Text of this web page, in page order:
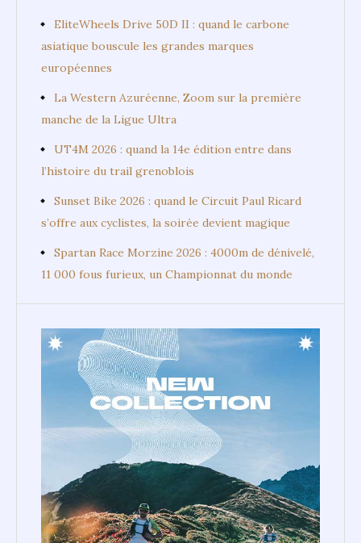
EliteWheels Drive 50D II : quand le carbone
asiatique bouscule les grandes marques
européennes
La Western Azuréenne, Zoom sur la première
manche de la Ligue Ultra
UT4M 2026 : quand la 14e édition entre dans
l’histoire du trail grenoblois
Sunset Bike 2026 : quand le Circuit Paul Ricard
s’offre aux cyclistes, la soirée devient magique
Spartan Race Morzine 2026 : 4000m de dénivelé,
11 000 fous furieux, un Championnat du monde